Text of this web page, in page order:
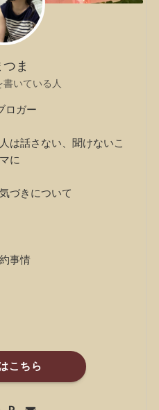
つま
書いている人
ロガー
は話さない、聞けないこ
に
づきについて
事情
こちら